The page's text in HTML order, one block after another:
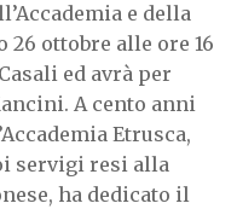
e della
26 ottobre alle ore 16
ed avrà per
A cento anni
Etrusca,
servigi resi alla
ha dedicato il